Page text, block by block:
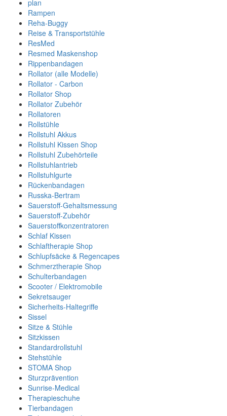
plan
Rampen
Reha-Buggy
Reise & Transportstühle
ResMed
Resmed Maskenshop
Rippenbandagen
Rollator (alle Modelle)
Rollator - Carbon
Rollator Shop
Rollator Zubehör
Rollatoren
Rollstühle
Rollstuhl Akkus
Rollstuhl Kissen Shop
Rollstuhl Zubehörteile
Rollstuhlantrieb
Rollstuhlgurte
Rückenbandagen
Russka-Bertram
Sauerstoff-Gehaltsmessung
Sauerstoff-Zubehör
Sauerstoffkonzentratoren
Schlaf Kissen
Schlaftherapie Shop
Schlupfsäcke & Regencapes
Schmerztherapie Shop
Schulterbandagen
Scooter / Elektromobile
Sekretsauger
Sicherheits-Haltegriffe
Sissel
Sitze & Stühle
Sitzkissen
Standardrollstuhl
Stehstühle
STOMA Shop
Sturzprävention
Sunrise-Medical
Therapieschuhe
Tierbandagen